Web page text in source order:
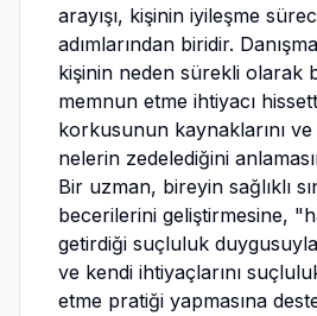
arayışı, kişinin iyileşme
adımlarından biridir.
kişinin neden sürekli olarak
memnun etme ihtiyacı
korkusunun kaynaklarını ve
nelerin zedelediğini
Bir uzman, bireyin sağlıklı
becerilerini geliştirmesine,
getirdiği suçluluk duygusuyla
ve kendi ihtiyaçlarını
etme pratiği yapmasına